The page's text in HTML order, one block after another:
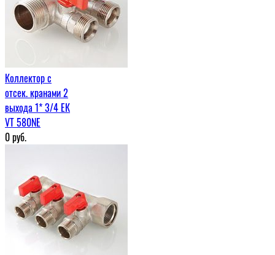
Коллектор с
отсек. кранами 2
выхода 1* 3/4 ЕК
VT 580NE
0руб.